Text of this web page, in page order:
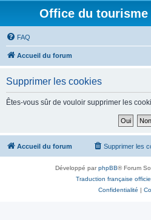
Office du tourisme
FAQ
Accueil du forum
Supprimer les cookies
Êtes-vous sûr de vouloir supprimer les
Accueil du forum Supprimer les
Développé parphpBB® Forum
Traduction française
Confidentialité |